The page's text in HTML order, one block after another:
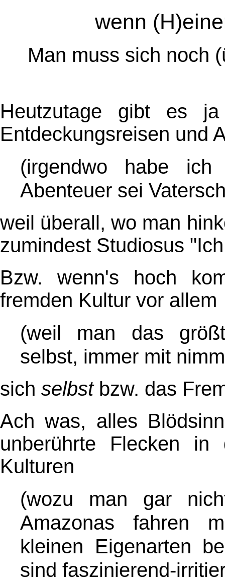
wenn
Man muss sich noch
Heutzutage gibt es
Entdeckungsreisen und
(irgendwo habe
Abenteuer sei
weil überall, wo man
zumindest Studiosus
Bzw. wenn's hoch
fremden Kultur vor allem
(weil man das
selbst, immer mit
sich selbstbzw. das
Ach was, alles
unberührte Flecken
Kulturen
(wozu man gar
Amazonas fahren
kleinen Eigenarten
sind faszinierend-